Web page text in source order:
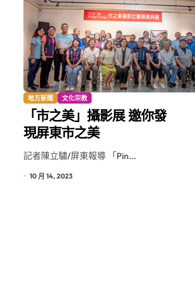
張老師發表「青少年家庭氣氛
河堤國小打造幸福綠校園 蟬聯
【第十四屆海峽青年薈】兩岸
地方新聞 文化宗教
「市之美」攝影展 邀你發
現屏東市之美
記者陳立驌/屏東報導 「Pin...
10 月 14, 2023